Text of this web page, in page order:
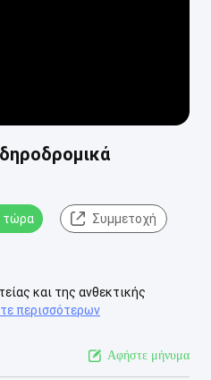
τώρα Συμμετοχή
και της ανθεκτικής
περισσότερων
Αφήστε μήνυμα